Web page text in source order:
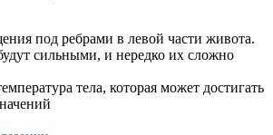
под ребрами в левой части живота.
сильными, и нередко их сложно
тела, которая может достигать